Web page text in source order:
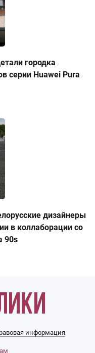
городка
серии Huawei Pura
дизайнеры
в коллаборации со
90s
информация